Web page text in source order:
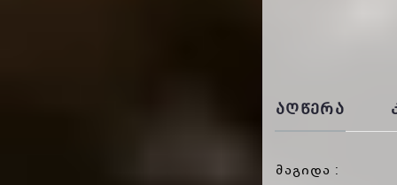
ᲐᲦᲬᲔᲠᲐ
მაგიდა :